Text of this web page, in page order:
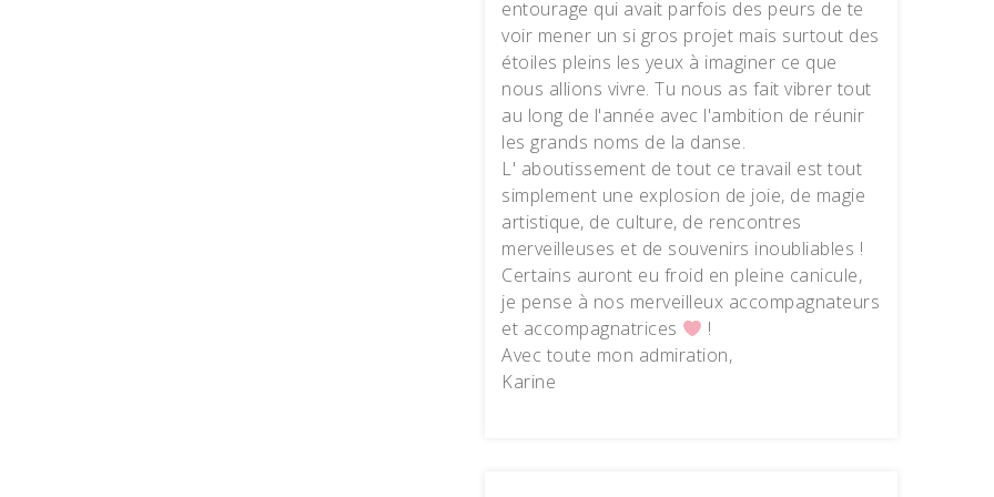
entourage qui avait parfois des peurs de te
voir mener un si gros projet mais surtout des
étoiles pleins les yeux à imaginer ce que
nous allions vivre. Tu nous as fait vibrer tout
au long de l'année avec l'ambition de réunir
les grands noms de la danse.
L' aboutissement de tout ce travail est tout
simplement une explosion de joie, de magie
artistique, de culture, de rencontres
merveilleuses et de souvenirs inoubliables !
Certains auront eu froid en pleine canicule,
je pense à nos merveilleux accompagnateurs
et accompagnatrices
!
Avec toute mon admiration,
Karine